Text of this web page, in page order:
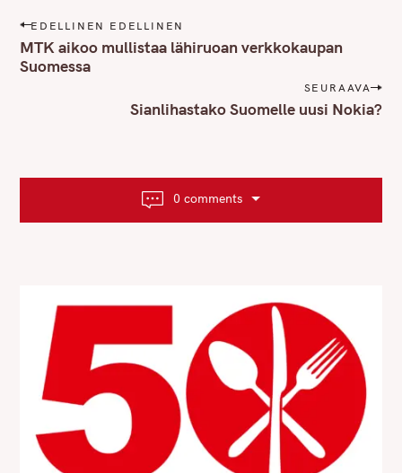
P
o
s
i
EDELLINEN EDELLINEN
MTK aikoo mullistaa lähiruoan verkkokaupan
Suomessa
SEURAAVA
Sianlihastako Suomelle uusi Nokia?
0 comments